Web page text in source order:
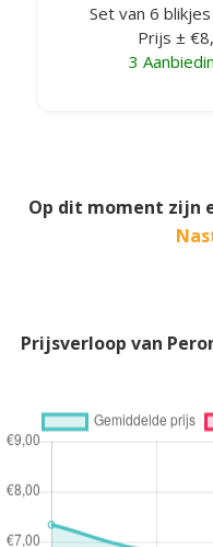
Set van 6
Prijs ±
3
Op dit moment zijn
Prijsverloop van